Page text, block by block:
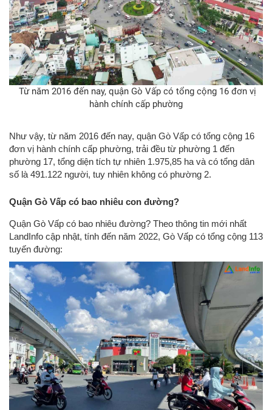
Từ năm 2016 đến nay, quận Gò Vấp có tổng cộng 16 đơn vị
hành chính cấp phường
Như vậy, từ năm 2016 đến nay, quận Gò Vấp có tổng cộng 16
đơn vị hành chính cấp phường, trải đều từ phường 1 đến
phường 17, tổng diện tích tự nhiên 1.975,85 ha và có tổng dân
số là 491.122 người, tuy nhiên không có phường 2.
Quận Gò Vấp có bao nhiêu con đường?
Quận Gò Vấp có bao nhiêu đường? Theo thông tin mới nhất
LandInfo cập nhật, tính đến năm 2022, Gò Vấp có tổng cộng 113
tuyến đường: